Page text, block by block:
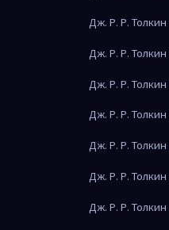
Дж. Р. Р.
Дж. Р. Р.
Дж. Р. Р.
Дж. Р. Р.
Дж. Р. Р.
Дж. Р. Р.
Дж. Р. Р.